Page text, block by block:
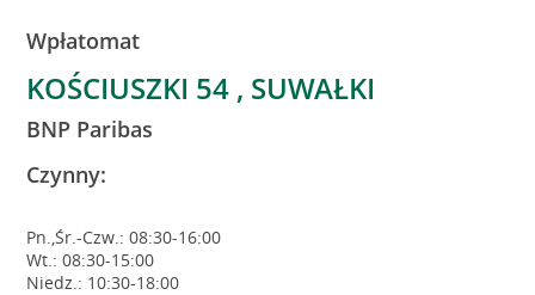
Wpłatomat
KOŚCIUSZKI 54 , SUWAŁKI
BNP Paribas
Czynny:
Pn.,Śr.-Czw.: 08:30-16:00
Wt.: 08:30-15:00
Niedz.: 10:30-18:00